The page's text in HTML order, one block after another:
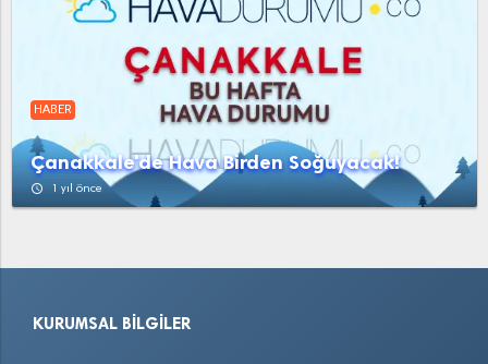
HABER
Çanakkale'de Hava Birden Soğuyacak!
access_time 1 yıl önce
KURUMSAL BILGILER